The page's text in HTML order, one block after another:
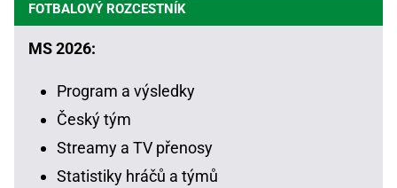
FOTBALOVÝ ROZCESTNÍK
MS 2026:
Program a výsledky
Český tým
Streamy a TV přenosy
Statistiky hráčů a týmů